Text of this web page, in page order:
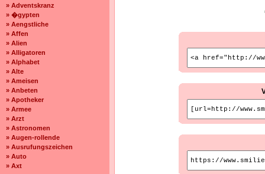
» Adventskranz
» �gypten
» Aengstliche
» Affen
» Alien
» Alligatoren
» Alphabet
» Alte
» Ameisen
» Anbeten
» Apotheker
» Armee
» Arzt
» Astronomen
» Augen-rollende
» Ausrufungszeichen
» Auto
» Axt